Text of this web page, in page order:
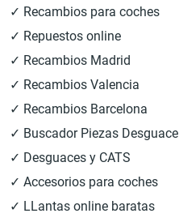
✓ Recambios para coches
✓ Repuestos online
✓ Recambios Madrid
✓ Recambios Valencia
✓ Recambios Barcelona
✓ Buscador Piezas Desguace
✓ Desguaces y CATS
✓ Accesorios para coches
✓ LLantas online baratas